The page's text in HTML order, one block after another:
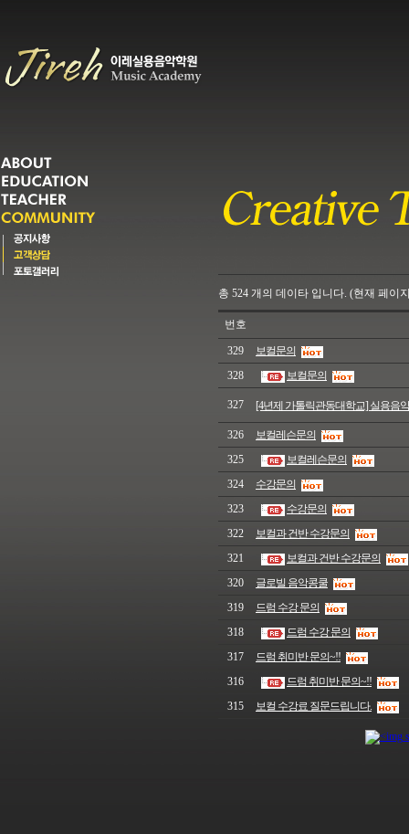
총 524 개의 데이타 입니다. (현재 페이
번호
329
보컬문의
328
보컬문의
327 [4년제 가톨릭관동대학교] 실용음
326
보컬레슨문의
325
보컬레슨문의
324
수강문의
323
수강문의
322
보컬과 건반 수강문의
321
보컬과 건반 수강문의
320
글로빌 음악콩쿨
319
드럼 수강 문의
318
드럼 수강 문의
317
드럼 취미반 문의~!!
316
드럼 취미반 문의~!!
315
보컬 수강료 질문드립니다.